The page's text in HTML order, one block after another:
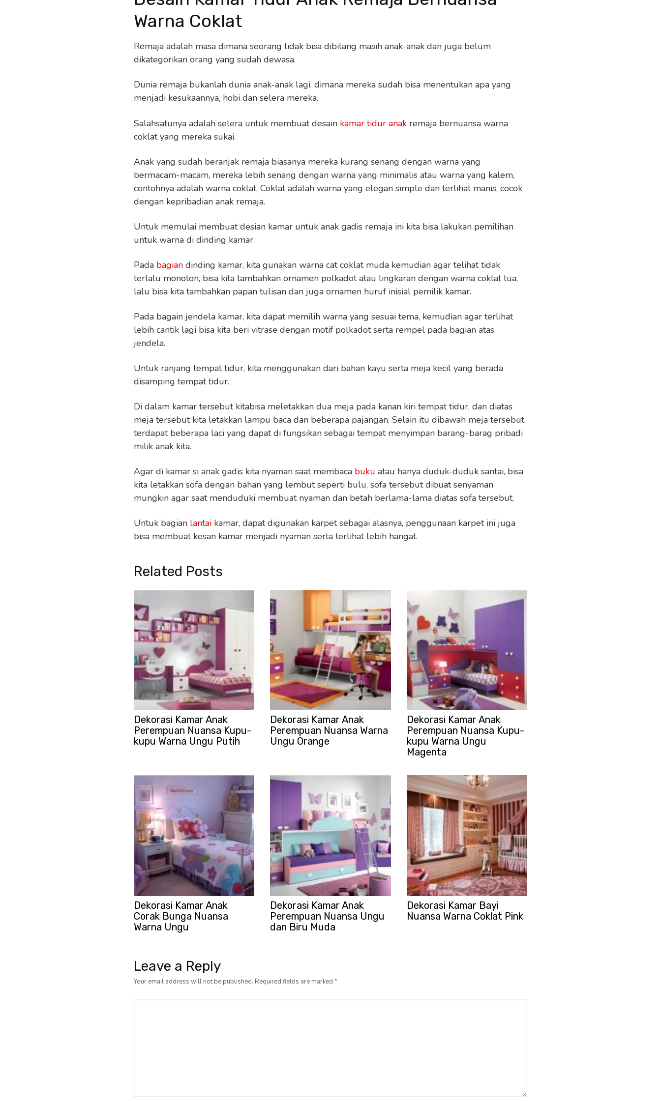
Warna Coklat
Remaja adalah masa dimana seorang tidak bisa dibilang masih anak-anak dan juga belum
dikategorikan orang yang sudah dewasa.
Dunia remaja bukanlah dunia anak-anak lagi, dimana mereka sudah bisa menentukan apa yang
menjadi kesukaannya, hobi dan selera mereka.
Salahsatunya adalah selera untuk membuat desain kamar tidur anak remaja bernuansa warna
coklat yang mereka sukai.
Anak yang sudah beranjak remaja biasanya mereka kurang senang dengan warna yang
bermacam-macam, mereka lebih senang dengan warna yang minimalis atau warna yang kalem,
contohnya adalah warna coklat. Coklat adalah warna yang elegan simple dan terlihat manis, cocok
dengan kepribadian anak remaja.
Untuk memulai membuat desian kamar untuk anak gadis remaja ini kita bisa lakukan pemilihan
untuk warna di dinding kamar.
Pada bagian dinding kamar, kita gunakan warna cat coklat muda kemudian agar telihat tidak
terlalu monoton, bisa kita tambahkan ornamen polkadot atau lingkaran dengan warna coklat tua,
lalu bisa kita tambahkan papan tulisan dan juga ornamen huruf inisial pemilik kamar.
Pada bagain jendela kamar, kita dapat memilih warna yang sesuai tema, kemudian agar terlihat
lebih cantik lagi bisa kita beri vitrase dengan motif polkadot serta rempel pada bagian atas
jendela.
Untuk ranjang tempat tidur, kita menggunakan dari bahan kayu serta meja kecil yang berada
disamping tempat tidur.
Di dalam kamar tersebut kitabisa meletakkan dua meja pada kanan kiri tempat tidur, dan diatas
meja tersebut kita letakkan lampu baca dan beberapa pajangan. Selain itu dibawah meja tersebut
terdapat beberapa laci yang dapat di fungsikan sebagai tempat menyimpan barang-barag pribadi
milik anak kita.
Agar di kamar si anak gadis kita nyaman saat membaca buku atau hanya duduk-duduk santai, bisa
kita letakkan sofa dengan bahan yang lembut seperti bulu, sofa tersebut dibuat senyaman
mungkin agar saat menduduki membuat nyaman dan betah berlama-lama diatas sofa tersebut.
Untuk bagian lantai kamar, dapat digunakan karpet sebagai alasnya, penggunaan karpet ini juga
bisa membuat kesan kamar menjadi nyaman serta terlihat lebih hangat.
Related Posts
Dekorasi Kamar Anak
Perempuan Nuansa Kupu-
kupu Warna Ungu Putih
Dekorasi Kamar Anak
Perempuan Nuansa Warna
Ungu Orange
Dekorasi Kamar Anak
Perempuan Nuansa Kupu-
kupu Warna Ungu
Magenta
Dekorasi Kamar Anak
Corak Bunga Nuansa
Warna Ungu
Dekorasi Kamar Anak
Perempuan Nuansa Ungu
dan Biru Muda
Dekorasi Kamar Bayi
Nuansa Warna Coklat Pink
Leave a Reply
Your email address will not be published. Required fields are marked *